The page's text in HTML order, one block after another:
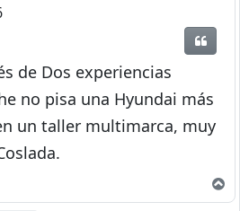
de Dos experiencias
no pisa una Hyundai más
un taller multimarca, muy